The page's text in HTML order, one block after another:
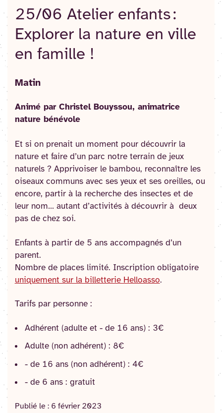
25/06 Atelier enfants :
Explorer la nature en ville
en famille !
Matin
Animé par Christel Bouyssou, animatrice
nature bénévole
Et si on prenait un moment pour découvrir la
nature et faire d’un parc notre terrain de jeux
naturels ? Apprivoiser le bambou, reconnaître les
oiseaux communs avec ses yeux et ses oreilles, ou
encore, partir à la recherche des insectes et de
leur nom… autant d’activités à découvrir à deux
pas de chez soi.
Enfants à partir de 5 ans accompagnés d’un
parent.
Nombre de places limité. Inscription obligatoire
uniquement sur la billetterie Helloasso.
Tarifs par personne :
Adhérent (adulte et - de 16 ans) : 3€
Adulte (non adhérent) : 8€
- de 16 ans (non adhérent) : 4€
- de 6 ans : gratuit
Publié le : 6 février 2023